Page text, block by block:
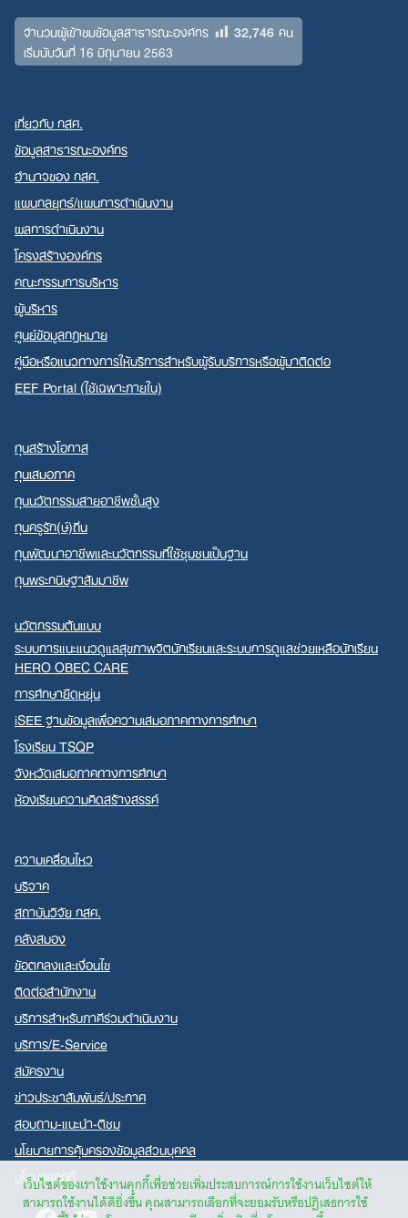
เว็บไซต์ของเราใช้งานคุกกี้เพื่อช่วยเพิ่มประสบการณ์การใช้งานเว็บไซต์ให้
สามารถใช้งานได้ดียิ่งขึ้น คุณสามารถเลือกที่จะยอมรับหรือปฏิเสธการใช้
จำนวนผู้เข้าชมข้อมูลสาธารณะองค์กร 32,746คน
เริ่มนับวันที่ 16 มิถุนายน 2563
เกี่ยวกับ กสศ.
ข้อมูลสาธารณะองค์กร
อำนาจของ กสศ.
แผนกลยุทธ์/แผนการดำเนินงาน
ผลการดำเนินงาน
โครงสร้างองค์กร
คณะกรรมการบริหาร
ผู้บริหาร
ศูนย์ข้อมูลกฎหมาย
คู่มือหรือแนวทางการให้บริการสำหรับผู้รับบริการหรือผู้มาติดต่อ
EEF Portal (ใช้เฉพาะภายใน)
ทุนสร้างโอกาส
ทุนเสมอภาค
ทุนนวัตกรรมสายอาชีพชั้นสูง
ทุนครูรัก(ษ์)ถิ่น
ทุนพัฒนาอาชีพและนวัตกรรมที่ใช้ชุมชนเป็นฐาน
ทุนพระกนิษฐาสัมมาชีพ
นวัตกรรมต้นแบบ
ระบบการแนะแนวดูแลสุขภาพจิตนักเรียนและระบบการดูแลช่วยเหลือนักเรียน
HERO OBEC CARE
การศึกษายืดหยุ่น
iSEE ฐานข้อมูลเพื่อความเสมอภาคทางการศึกษา
โรงเรียน TSQP
จังหวัดเสมอภาคทางการศึกษา
ห้องเรียนความคิดสร้างสรรค์
ความเคลื่อนไหว
บริจาค
สถาบันวิจัย กสศ.
คลังสมอง
ข้อตกลงและเงื่อนไข
ติดต่อสำนักงาน
บริการสำหรับภาคีร่วมดำเนินงาน
บริการ/E-Service
สมัครงาน
ข่าวประชาสัมพันธ์/ประกาศ
สอบถาม-แนะนำ-ติชม
นโยบายการคุ้มครองข้อมูลส่วนบุคคล
นโยบายคุกกี้